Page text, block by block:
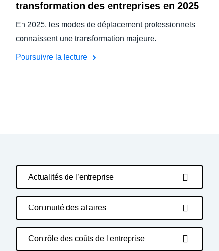
transformation des entreprises en 2025
En 2025, les modes de déplacement professionnels
connaissent une transformation majeure.
Poursuivre la lecture
Actualités de l’entreprise
Continuité des affaires
Contrôle des coûts de l’entreprise